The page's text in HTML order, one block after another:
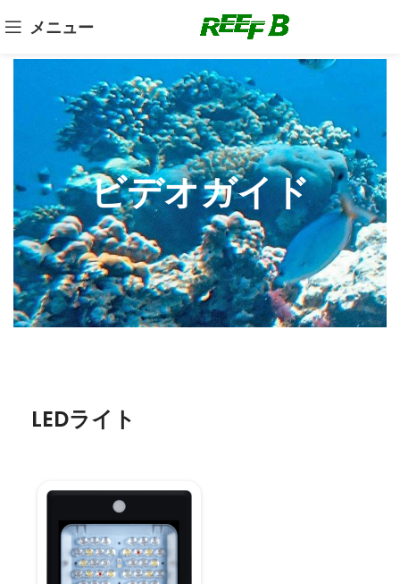
メニュー
ビデオガイド
LEDライト